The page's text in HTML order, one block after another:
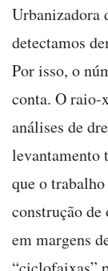
Urbanizadora
detectamos
Por isso, o
conta. O raio-
análises de
levantamento
que o
construção
em margens